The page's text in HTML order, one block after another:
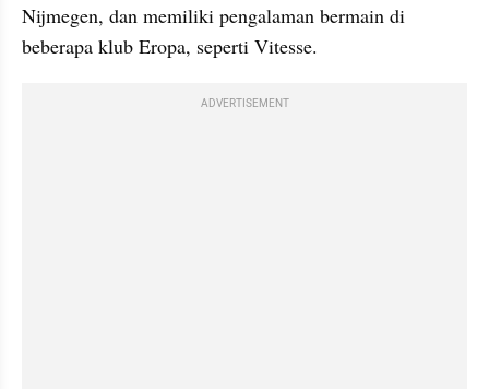
Nijmegen, dan memiliki pengalaman bermain di
beberapa klub Eropa, seperti Vitesse.
ADVERTISEMENT